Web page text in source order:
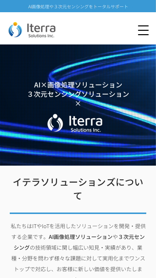
AI画像処理や３次元センシングをトータルサポート
AI×画像処理ソリューション
３次元センシングソリューション
​×
イテラソリューションズについ
て
私たちはITやIoTを活用したソリューションを開発・提供
する企業です。 AI画像処理ソリューションや３次元セン
シングの技術領域に関し幅広い知見・実績があり、業
種・分野を問わず様々な課題に対して実用化までワンス
トップで対応し、お客様に新しい価値を提供いたしま